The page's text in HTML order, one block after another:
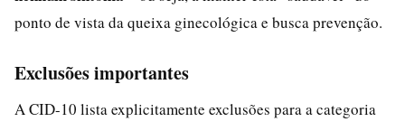
ponto de vista da queixa ginecológica e busca prevenção.
Exclusões importantes
A CID-10 lista explicitamente exclusões para a categoria